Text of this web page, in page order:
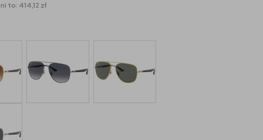
to: 414,12 zł